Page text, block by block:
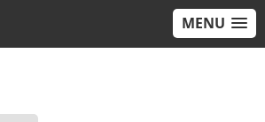
MENU